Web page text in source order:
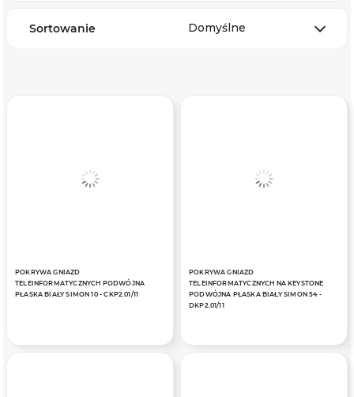
Sortowanie Domyślne
POKRYWA GNIAZD
TELEINFORMATYCZNYCH PODWÓJNA
PŁASKA BIAŁY SIMON 10 - CKP2.01/11
POKRYWA GNIAZD
TELEINFORMATYCZNYCH NA KEYSTONE
PODWÓJNA PŁASKA BIAŁY SIMON 54 -
DKP2.01/11